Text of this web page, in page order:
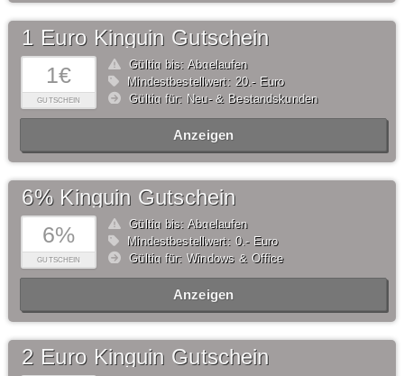
1€
GUTSCHEIN
1 Euro Kinguin Gutschein
Gültig bis: Abgelaufen
Mindestbestellwert: 20,- Euro
Gültig für: Neu- & Bestandskunden
Anzeigen
6%
GUTSCHEIN
6% Kinguin Gutschein
Gültig bis: Abgelaufen
Mindestbestellwert: 0,- Euro
Gültig für: Windows & Office
Anzeigen
2 Euro Kinguin Gutschein